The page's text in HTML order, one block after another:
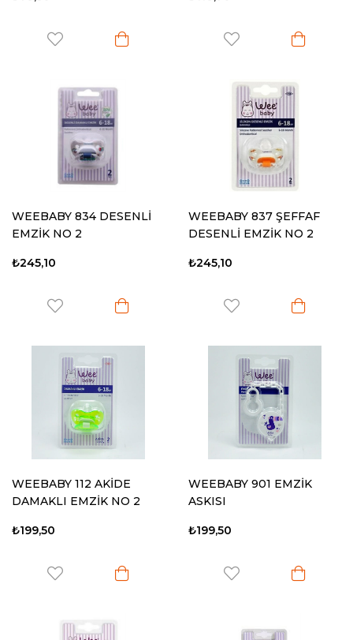
WEEBABY 834 DESENLİ
EMZİK NO 2
₺245,10
WEEBABY 837 ŞEFFAF
DESENLİ EMZİK NO 2
₺245,10
WEEBABY 112 AKİDE
DAMAKLI EMZİK NO 2
₺199,50
WEEBABY 901 EMZİK
ASKISI
₺199,50